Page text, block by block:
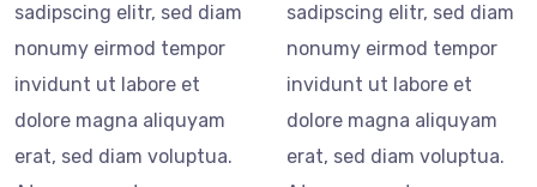
sadipscing elitr, sed diam
nonumy eirmod tempor
invidunt ut labore et
dolore magna aliquyam
erat, sed diam voluptua.
sadipscing elitr, sed diam
nonumy eirmod tempor
invidunt ut labore et
dolore magna aliquyam
erat, sed diam voluptua.